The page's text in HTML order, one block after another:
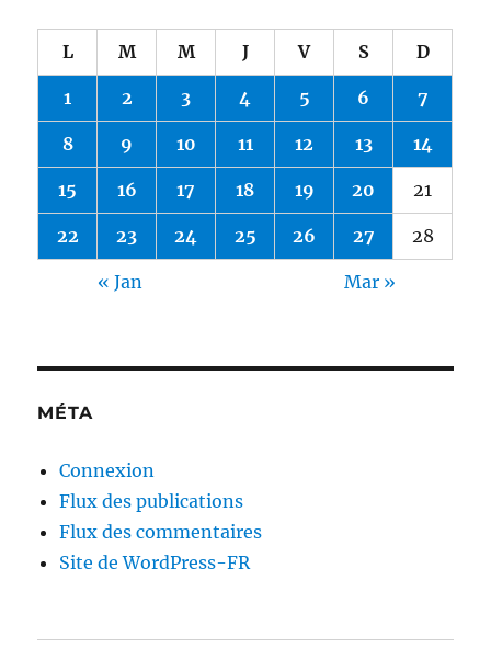
L M M J V S D
1 2 3 4 5 6 7
8 9 10 11 12 13 14
15 16 17 18 19 20 21
22 23 24 25 26 27 28
« Jan Mar »
MÉTA
Connexion
Flux des publications
Flux des commentaires
Site de WordPress-FR